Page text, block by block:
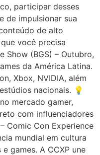
participar desses
de impulsionar sua
de alto
você precisa
Show (BGS) – Outubro,
da América Latina.
Xbox, NVIDIA, além
nacionais. 💡
mercado gamer,
com influenciadores
Comic Con Experience
mundial em cultura
games. A CCXP une